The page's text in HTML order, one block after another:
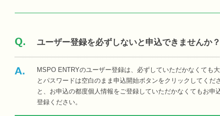
ユーザー登録を必ずしないと申込できませんか？
MSPO ENTRYのユーザー登録は、必ずしていただかなくても
とパスワードは空白のまま申込開始ボタンをクリックしてくだ
と、お申込の都度個人情報をご登録していただかなくてもお申
登録ください。